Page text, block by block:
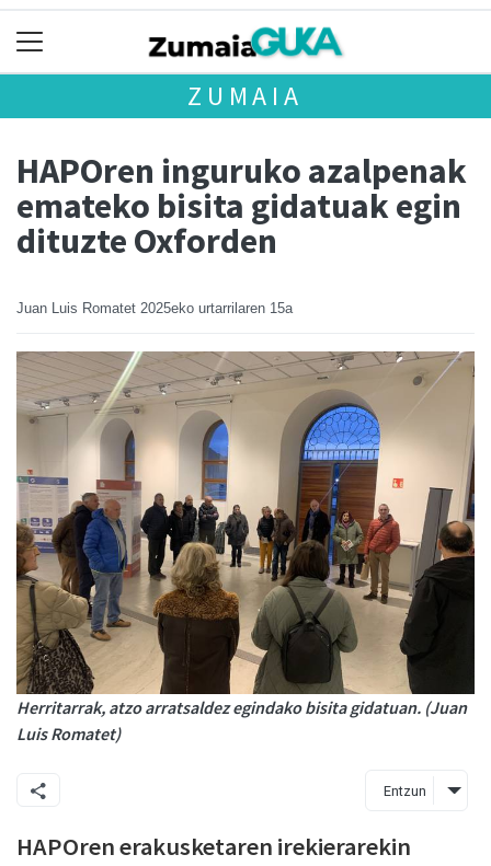
ZUMAIA
HAPOren inguruko azalpenak
emateko bisita gidatuak egin
dituzte Oxforden
Juan Luis Romatet 2025eko urtarrilaren 15a
Herritarrak, atzo arratsaldez egindako bisita gidatuan. (Juan
Luis Romatet)
Entzun
HAPOren erakusketaren irekierarekin